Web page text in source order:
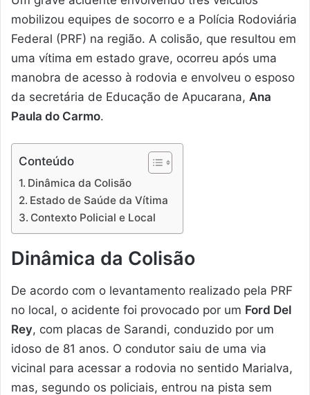
mobilizou equipes de socorro e a Polícia Rodoviária
Federal (PRF) na região. A colisão, que resultou em
uma vítima em estado grave, ocorreu após uma
manobra de acesso à rodovia e envolveu o esposo
da secretária de Educação de Apucarana, Ana
Paula do Carmo.
Conteúdo
Dinâmica da Colisão
Estado de Saúde da Vítima
Contexto Policial e Local
Dinâmica da Colisão
De acordo com o levantamento realizado pela PRF
no local, o acidente foi provocado por um Ford Del
Rey, com placas de Sarandi, conduzido por um
idoso de 81 anos. O condutor saiu de uma via
vicinal para acessar a rodovia no sentido Marialva,
mas, segundo os policiais, entrou na pista sem